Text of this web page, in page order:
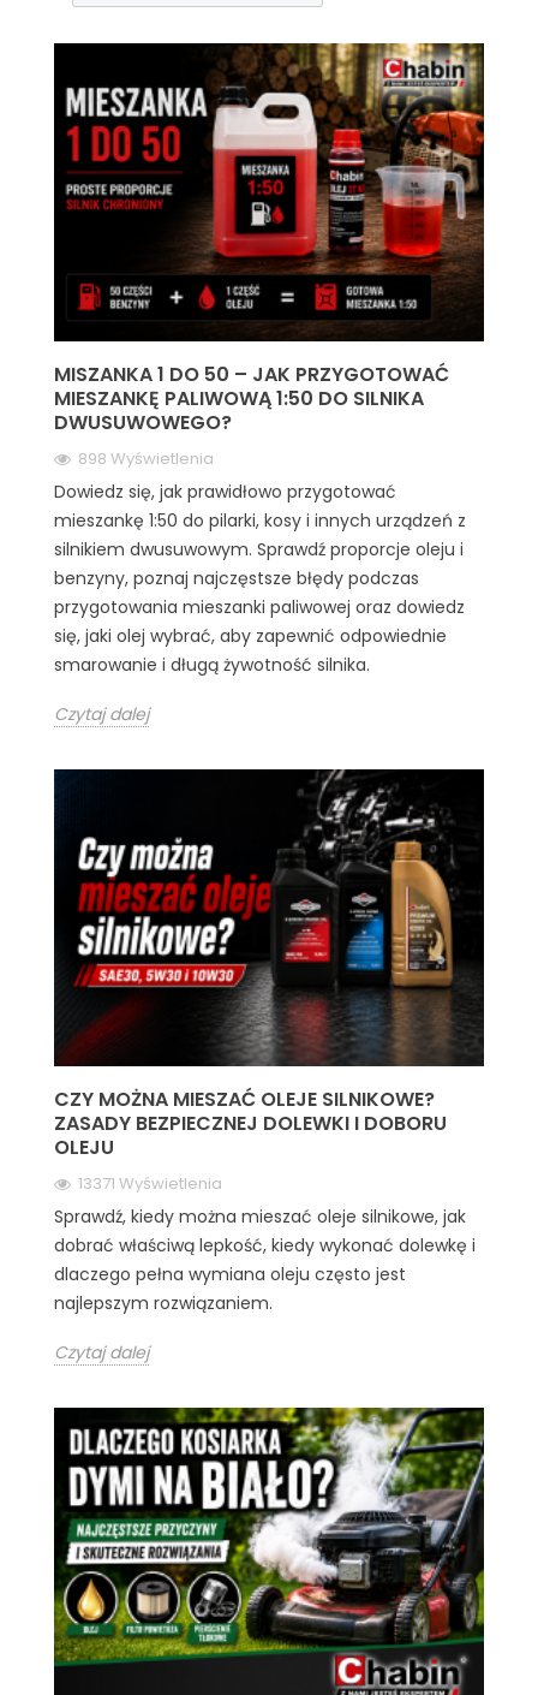
MISZANKA 1 DO 50 – JAK PRZYGOTOWAĆ
MIESZANKĘ PALIWOWĄ 1:50 DO SILNIKA
DWUSUWOWEGO?
898 Wyświetlenia
Dowiedz się, jak prawidłowo przygotować
mieszankę 1:50 do pilarki, kosy i innych urządzeń z
silnikiem dwusuwowym. Sprawdź proporcje oleju i
benzyny, poznaj najczęstsze błędy podczas
przygotowania mieszanki paliwowej oraz dowiedz
się, jaki olej wybrać, aby zapewnić odpowiednie
smarowanie i długą żywotność silnika.
Czytaj dalej
CZY MOŻNA MIESZAĆ OLEJE SILNIKOWE?
ZASADY BEZPIECZNEJ DOLEWKI I DOBORU
OLEJU
13371 Wyświetlenia
Sprawdź, kiedy można mieszać oleje silnikowe, jak
dobrać właściwą lepkość, kiedy wykonać dolewkę i
dlaczego pełna wymiana oleju często jest
najlepszym rozwiązaniem.
Czytaj dalej